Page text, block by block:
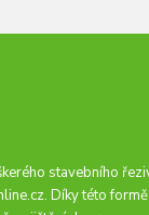
stavebního
. Díky této